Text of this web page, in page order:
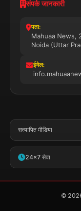
संपर्क जानकारी
पता:
Mahuaa News,
Noida (Uttar
ईमेल:
सत्यापित मीडिया
24x7 सेवा
© 2026